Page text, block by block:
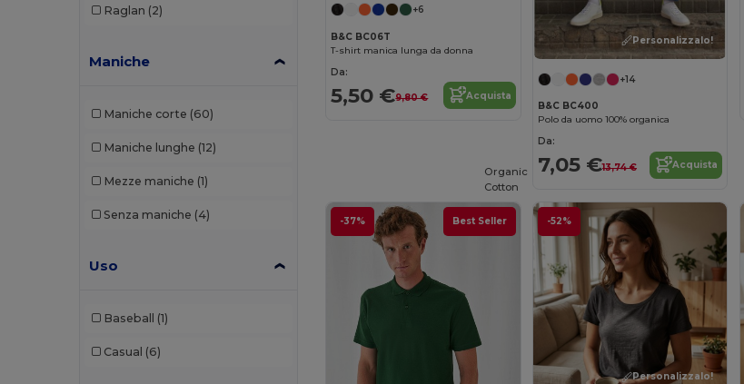
Front row
Fruit of the Loom Vintage
Just Cool (16)
Just T's (8)
Raglan (2)
Maniche
Maniche corte (60)
Maniche lunghe (12)
Mezze maniche (1)
Senza maniche (4)
Uso
Baseball (1)
Casual (6)
+6
B&C BC06T
T-shirt manica lunga da donna
Da:
5,50 €9,80 € Acquista
Personalizzalo!
+14
B&C BC400
Polo da uomo 100% organica
Da:
7,05 €13,74 € Acquista
-37% Best Seller -52%
Organic
Cotton
Personalizzalo!